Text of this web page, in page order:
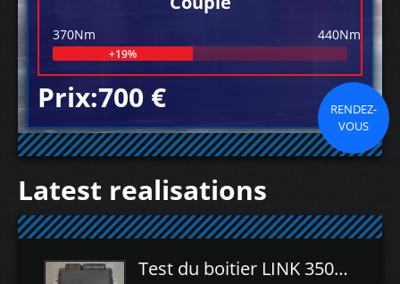
370Nm 440Nm
+19%
Prix:700 €
RENDEZ-
VOUS
Latest realisations
Test du boitier LINK 350Z Plugin ECU